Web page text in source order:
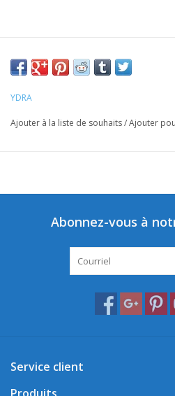
YDRA
Ajouter à la liste de souhaits/Ajouter
Abonnez-vous à
Service client